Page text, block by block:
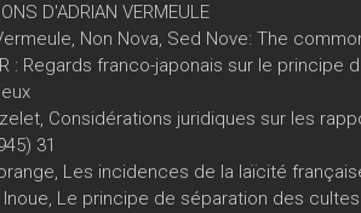
D'ADRIAN VERMEULE
Non Nova, Sed Nove: The
: Regards franco-japonais sur le
Considérations juridiques sur les
31
Les incidences de la laïcité
Inoue, Le principe de séparation des